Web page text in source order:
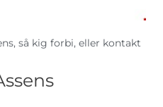
så kig forbi, eller kontakt